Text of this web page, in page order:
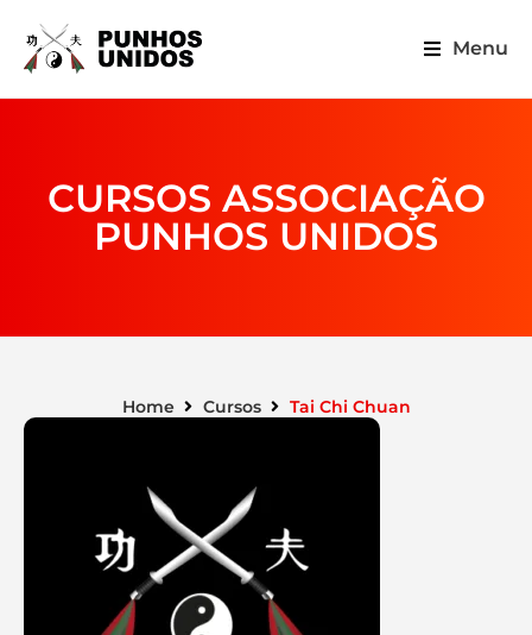
Menu
CURSOS ASSOCIAÇÃO
PUNHOS UNIDOS
Home Cursos Tai Chi Chuan